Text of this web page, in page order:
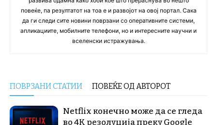
повеќе, па резултатот на тоа е и развојот на овој портал. Сака
да ги следи сите новини поврзани со оперативните системи,
апликациите, мобилните телефони, но и интересните научни и
вселенски истражувања.
ПОВРЗАНИ СТАТИИ ПОВЕЌЕ ОД АВТОРОТ
Netflix конечно може да се гледа
во 4K резолуција преку Google